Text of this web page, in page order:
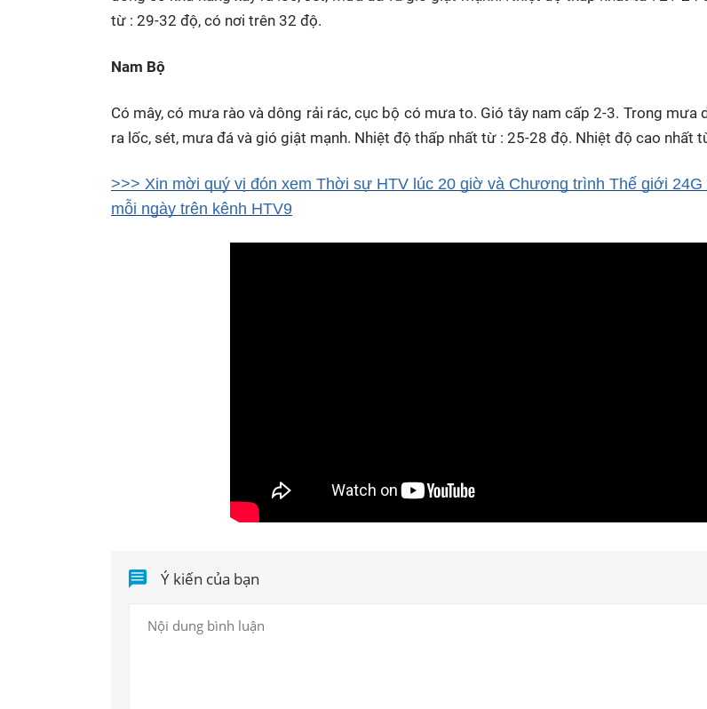
từ : 29-32 độ, có nơi trên 32 độ.
Nam Bộ
Có mây, có mưa rào và dông rải rác, cục bộ có mưa to. Gió tây nam cấp 2-3. Trong mưa
ra lốc, sét, mưa đá và gió giật mạnh. Nhiệt độ thấp nhất từ : 25-28 độ. Nhiệt độ cao nhất
>>> Xin mời quý vị đón xem Thời sự HTV lúc 20 giờ và Chương trình Thế giới
mỗi ngày trên kênh HTV9
Ý kiến của bạn